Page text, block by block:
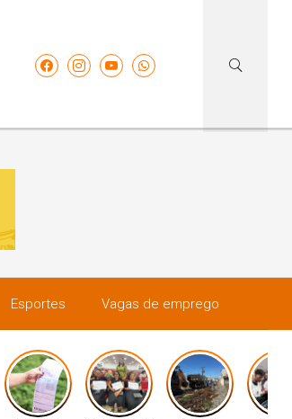
Esportes Vagas de emprego